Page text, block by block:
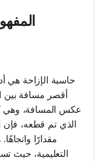
حاسبة الإزاحة
أقصر مسافة بين
عكس المسافة، وهي
الذي تم قطعه، فإن
مقدارًا
التعليمية، حيث